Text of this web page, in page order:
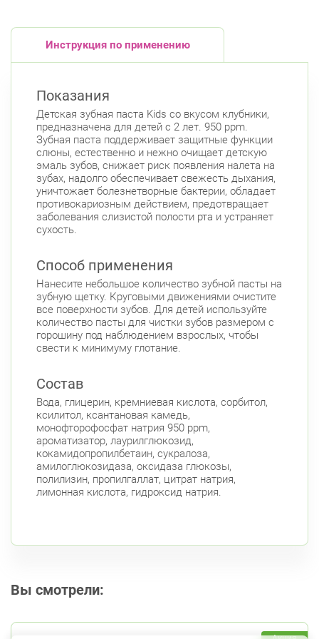
Комендантский пр. 67 Круглосуточно
Инструкция по применению
Показания
Детская зубная паста Kids со вкусом клубники,
предназначена для детей с 2 лет. 950 ppm.
Зубная паста поддерживает защитные функции
слюны, естественно и нежно очищает детскую
эмаль зубов, снижает риск появления налета на
зубах, надолго обеспечивает свежесть дыхания,
уничтожает болезнетворные бактерии, обладает
противокариозным действием, предотвращает
заболевания слизистой полости рта и устраняет
сухость.
Способ применения
Нанесите небольшое количество зубной пасты на
зубную щетку. Круговыми движениями очистите
все поверхности зубов. Для детей используйте
количество пасты для чистки зубов размером с
горошину под наблюдением взрослых, чтобы
свести к минимуму глотание.
Состав
Вода, глицерин, кремниевая кислота, сорбитол,
ксилитол, ксантановая камедь,
монофторофосфат натрия 950 ppm,
ароматизатор, лаурилглюкозид,
кокамидопропилбетаин, сукралоза,
амилоглюкозидаза, оксидаза глюкозы,
полилизин, пропилгаллат, цитрат натрия,
лимонная кислота, гидроксид натрия.
Вы смотрели: